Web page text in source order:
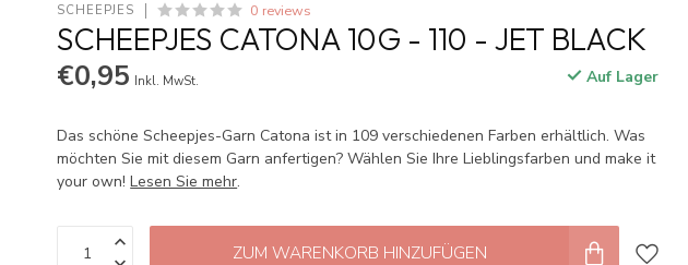
SCHEEPJES 0 reviews
SCHEEPJES CATONA 10G - 110 - JET BLACK
€0,95 Inkl. MwSt. Auf Lager
Das schöne Scheepjes-Garn Catona ist in 109 verschiedenen Farben erhältlich. Was
möchten Sie mit diesem Garn anfertigen? Wählen Sie Ihre Lieblingsfarben und make it
your own!Lesen Sie mehr.
ZUM WARENKORB HINZUFÜGEN